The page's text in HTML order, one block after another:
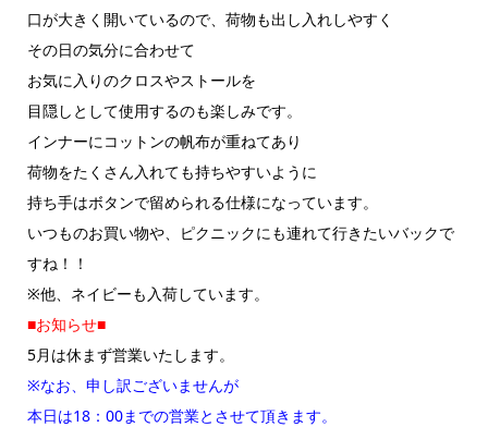
口が大きく開いているので、荷物も出し入れしやすく
その日の気分に合わせて
お気に入りのクロスやストールを
目隠しとして使用するのも楽しみです。
インナーにコットンの帆布が重ねてあり
荷物をたくさん入れても持ちやすいように
持ち手はボタンで留められる仕様になっています。
いつものお買い物や、ピクニックにも連れて行きたいバックで
すね！！
※他、ネイビーも入荷しています。
■お知らせ■
5月は休まず営業いたします。
※なお、申し訳ございませんが
本日は18：00までの営業とさせて頂きます。